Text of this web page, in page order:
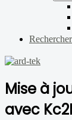
Rechercher
Mise à
avec